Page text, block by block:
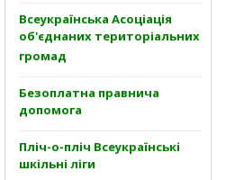
Всеукраїнська Асоціація
об'єднаних територіальних
громад
Безоплатна правнича
допомога
Пліч-о-пліч Всеукраїнські
шкільні ліги